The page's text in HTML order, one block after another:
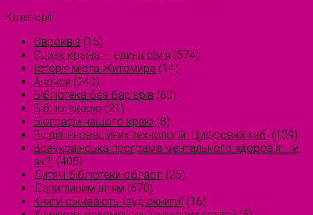
Категорії
Євроквіз (15)
Єдина країна — єдина сім’я (574)
Історія міста Житомира (14)
Анонси (240)
Бібліотека без бар'єрів (60)
Бібліотекарю (21)
Біографи нашого краю (8)
Відділ інноваційних технологій. Цифровий хаб. (139)
Всеукраїнська програма ментального здоров'я "Ти
як?" (405)
Дитячі бібліотеки області (25)
Допитливим дітям (670)
Книги оживають (аудіокниги) (16)